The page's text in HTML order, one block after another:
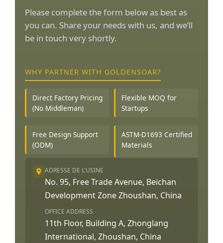
Please complete the form below as best as
you can. Share your needs with us, and we’ll
be in touch very shortly.
WHY PARTNER WITH GOLDENSOAR?
Direct Factory Pricing
(No Middleman)
Flexible MOQ for
Startups
Free Design Support
(ODM)
ASTM-D1693 Certified
Materials
ADRESSE DE L'USINE
No. 95, Free Trade Avenue, Beichan
Development Zone Zhoushan, China
OFFICE ADDRESS
11th Floor, Building A, Zhonglang
International, Zhoushan, China